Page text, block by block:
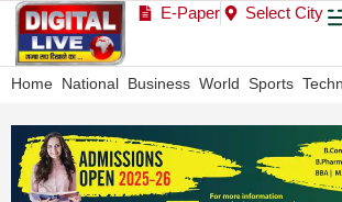
E-Paper Select City
Home National Business World Sports